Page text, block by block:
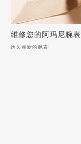
维修您的阿玛尼腕表
历久弥新的腕表